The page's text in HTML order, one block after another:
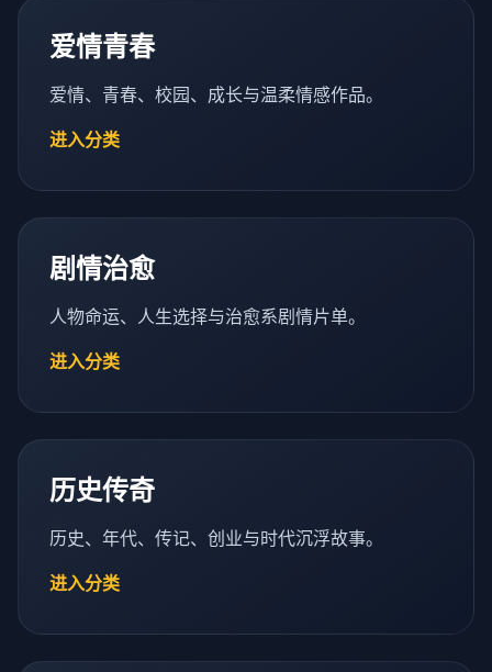
爱情青春
爱情、青春、校园、成长与温柔情感作品。
进入分类
剧情治愈
人物命运、人生选择与治愈系剧情片单。
进入分类
历史传奇
历史、年代、传记、创业与时代沉浮故事。
进入分类